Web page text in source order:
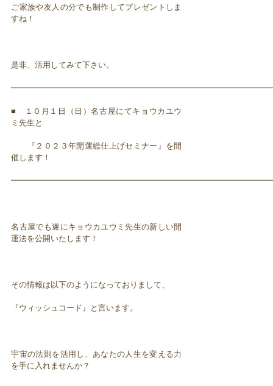
ご家族や友人の分でも制作してプレゼントしま
すね！
是非、活用してみて下さい。
■ １０月１日（日）名古屋にてキョウカユウ
ミ先生と
『２０２３年開運総仕上げセミナー』を開
催します！
名古屋でも遂にキョウカユウミ先生の新しい開
運法を公開いたします！
その情報は以下のようになっておりまして、
『ウィッシュコード』と言います。
宇宙の法則を活用し、あなたの人生を変える力
を手に入れませんか？